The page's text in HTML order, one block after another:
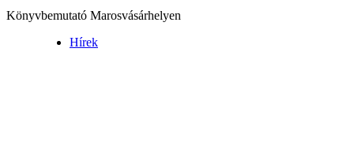
Könyvbemutató Marosvásárhelyen
Hírek